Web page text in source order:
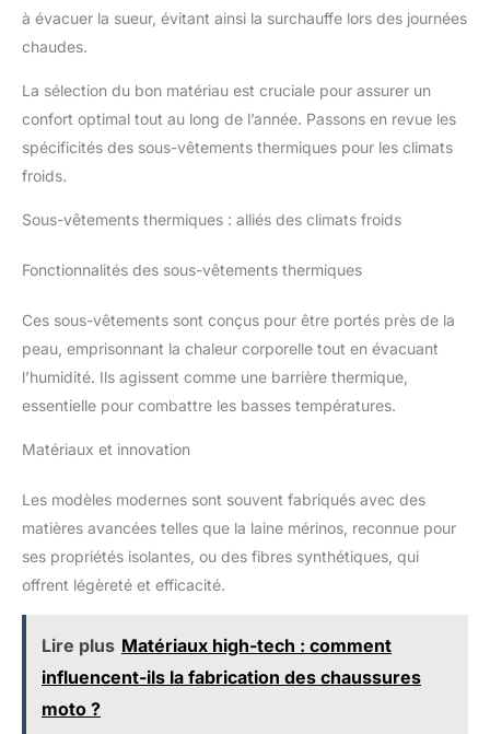
à évacuer la sueur, évitant ainsi la surchauffe lors des journées
chaudes.
La sélection du bon matériau est cruciale pour assurer un
confort optimal tout au long de l’année. Passons en revue les
spécificités des sous-vêtements thermiques pour les climats
froids.
Sous-vêtements thermiques : alliés des climats froids
Fonctionnalités des sous-vêtements thermiques
Ces sous-vêtements sont conçus pour être portés près de la
peau, emprisonnant la chaleur corporelle tout en évacuant
l’humidité. Ils agissent comme une barrière thermique,
essentielle pour combattre les basses températures.
Matériaux et innovation
Les modèles modernes sont souvent fabriqués avec des
matières avancées telles que la laine mérinos, reconnue pour
ses propriétés isolantes, ou des fibres synthétiques, qui
offrent légèreté et efficacité.
Lire plus Matériaux high-tech : comment
influencent-ils la fabrication des chaussures
moto ?